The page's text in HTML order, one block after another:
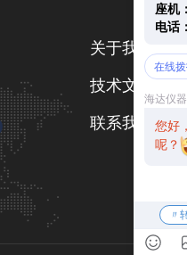
关于我们
技术文章
联系我们